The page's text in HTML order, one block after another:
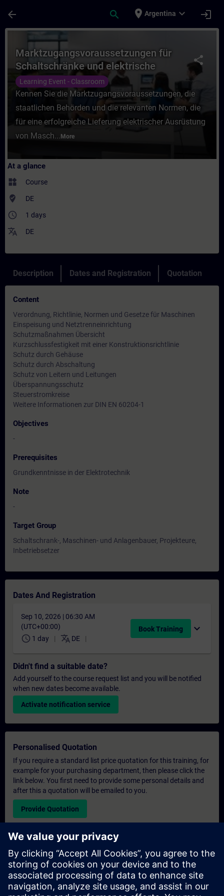
arrow_back search place Argentina expand_more login
Course -
share
Marktzugangsvoraussetzungen für
Schaltschränke und elektrische
Ausrüstung von Maschinen gemäß
DIN EN 60204-1 (Präsenz-Training)
Learning Event - Classroom
Kennen Sie die Marktzugangsvoraussetzungen, die
staatlichen Behörden und die relevanten Normen, die
für eine erfolgreiche Lieferung elektrischer Ausrüstung
von Masch... More
At a glance
widgets Course
where_to_vote DE
access_time 1 days
translate DE
Description Dates and Registration Quotation
Content
Verordnung, Richtlinie, Normen und Gesetze für Maschinen
Einspeisung und Netztrenneinrichtung
Schutzmaßnahmen Übersicht
Kurzschlussfestigkeit mit einer Konstruktionsrichtlinie
Schutz durch Gehäuse
Schutz durch Abschaltung
Schutz von Leitern und Leitungen
Überspannungsschutz
Steuerstromkreise
Weitere Informationen zur DIN EN 60204-1
Objectives
-
Prerequisites
Grundkenntnisse in der Elektrotechnik
Note
-
Target Group
Schaltschrank-, Maschinen- und Anlagenbauer, Projekteure,
Inbetriebsetzer
Dates And Registration
Sep 10, 2026 | 06:30 AM
(UTC+00:00)
schedule 1 day translate DE
Book Training expand_more
Didn't find a suitable date?
Add yourself to the course request list and you will be notified
when new dates become available.
Activate notification service
Personalised Quotation
If you require a standard list price quotation for this training, for
example for your purchasing department, then please click the
link below. You first need to provide some personal details and
after this a quotation will be emailed to you.
Provide Quotation
Exclusive Training Enquiry
Please complete the enquiry form below if you require a
quotation for an exclusive training course either on-site, virtually
or at our SITRAIN training centre. This type of request would be
suitable for larger groups ( 6 and above). After providing your